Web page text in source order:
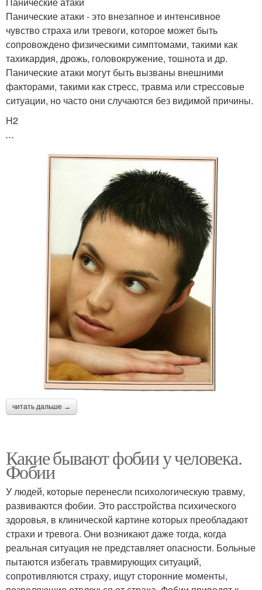
Панические атаки - это внезапное и интенсивное
чувство страха или тревоги, которое может быть
сопровождено физическими симптомами, такими как
тахикардия, дрожь, головокружение, тошнота и др.
Панические атаки могут быть вызваны внешними
факторами, такими как стресс, травма или стрессовые
ситуации, но часто они случаются без видимой причины.
H2
```
читать дальше →
Какие бывают фобии у человека.
Фобии
У людей, которые перенесли психологическую травму,
развиваются фобии. Это расстройства психического
здоровья, в клинической картине которых преобладают
страхи и тревога. Они возникают даже тогда, когда
реальная ситуация не представляет опасности. Больные
пытаются избегать травмирующих ситуаций,
сопротивляются страху, ищут сторонние моменты,